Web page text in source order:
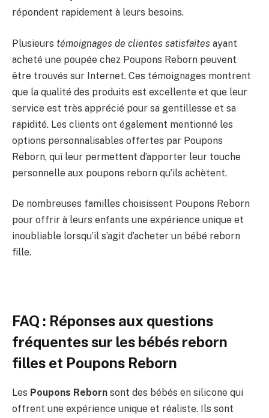
répondent rapidement à leurs besoins.
Plusieurs témoignages de clientes satisfaites ayant
acheté une poupée chez Poupons Reborn peuvent
être trouvés sur Internet. Ces témoignages montrent
que la qualité des produits est excellente et que leur
service est très apprécié pour sa gentillesse et sa
rapidité. Les clients ont également mentionné les
options personnalisables offertes par Poupons
Reborn, qui leur permettent d’apporter leur touche
personnelle aux poupons reborn qu’ils achètent.
De nombreuses familles choisissent Poupons Reborn
pour offrir à leurs enfants une expérience unique et
inoubliable lorsqu’il s’agit d’acheter un bébé reborn
fille.
FAQ : Réponses aux questions
fréquentes sur les bébés reborn
filles et Poupons Reborn
Les Poupons Reborn sont des bébés en silicone qui
offrent une expérience unique et réaliste. Ils sont